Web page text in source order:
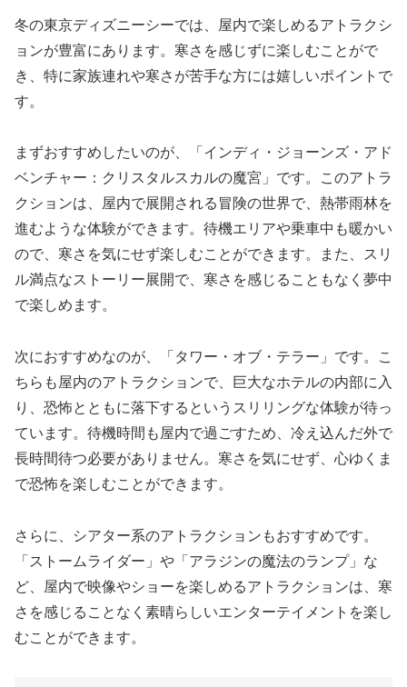
冬の東京ディズニーシーでは、屋内で楽しめるアトラクシ
ョンが豊富にあります。寒さを感じずに楽しむことがで
き、特に家族連れや寒さが苦手な方には嬉しいポイントで
す。
まずおすすめしたいのが、「インディ・ジョーンズ・アド
ベンチャー：クリスタルスカルの魔宮」です。このアトラ
クションは、屋内で展開される冒険の世界で、熱帯雨林を
進むような体験ができます。待機エリアや乗車中も暖かい
ので、寒さを気にせず楽しむことができます。また、スリ
ル満点なストーリー展開で、寒さを感じることもなく夢中
で楽しめます。
次におすすめなのが、「タワー・オブ・テラー」です。こ
ちらも屋内のアトラクションで、巨大なホテルの内部に入
り、恐怖とともに落下するというスリリングな体験が待っ
ています。待機時間も屋内で過ごすため、冷え込んだ外で
長時間待つ必要がありません。寒さを気にせず、心ゆくま
で恐怖を楽しむことができます。
さらに、シアター系のアトラクションもおすすめです。
「ストームライダー」や「アラジンの魔法のランプ」な
ど、屋内で映像やショーを楽しめるアトラクションは、寒
さを感じることなく素晴らしいエンターテイメントを楽し
むことができます。